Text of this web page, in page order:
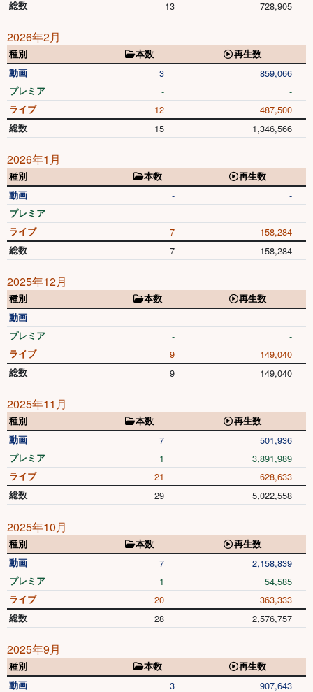
総数 13 728,905
2026年2月
種別 本数
再生数
動画
3 859,066
プレミア - -
ライブ 12 487,500
総数 15 1,346,566
2026年1月
種別 本数
再生数
動画
- -
プレミア - -
ライブ 7 158,284
総数 7 158,284
2025年12月
種別 本数
再生数
動画
- -
プレミア - -
ライブ 9 149,040
総数 9 149,040
2025年11月
種別 本数
再生数
動画
7 501,936
プレミア 1 3,891,989
ライブ 21 628,633
総数 29 5,022,558
2025年10月
種別 本数
再生数
動画
7 2,158,839
プレミア 1 54,585
ライブ 20 363,333
総数 28 2,576,757
2025年9月
種別 本数
再生数
動画
3 907,643